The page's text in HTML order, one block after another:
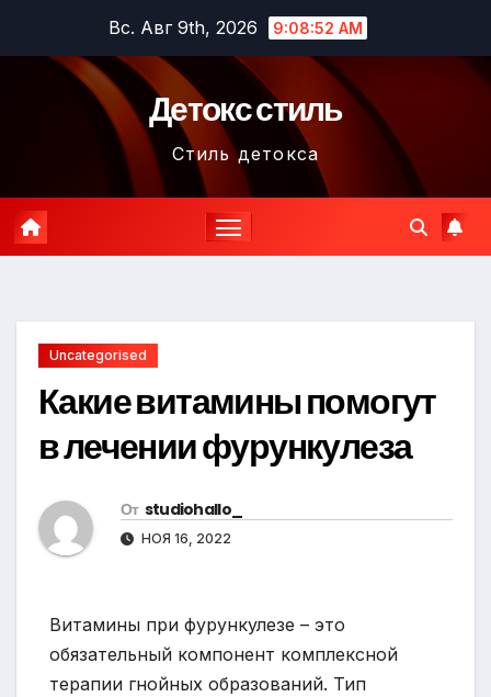
содержимому
Вс. Авг 9th, 2026 9:08:53 AM
Детокс стиль
Стиль детокса
Uncategorised
Какие витамины помогут
в лечении фурункулеза
От studiohallo_
НОЯ 16, 2022
Витамины при фурункулезе – это
обязательный компонент комплексной
терапии гнойных образований. Тип